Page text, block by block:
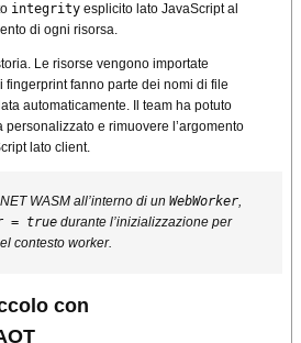
integrity esplicito lato JavaScript al
di ogni risorsa.
Le risorse vengono importate
fingerprint fanno parte dei nomi di file
automaticamente. Il team ha potuto
e rimuovere l’argomento
lato client.
WASM all’interno di un WebWorker,
= true durante l’inizializzazione per
contesto worker.
con